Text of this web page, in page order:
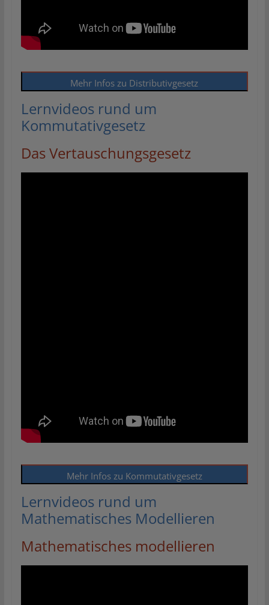
Mehr Infos zu Distributivgesetz
Lernvideos rund um
Kommutativgesetz
Das Vertauschungsgesetz
Mehr Infos zu Kommutativgesetz
Lernvideos rund um
Mathematisches Modellieren
Mathematisches modellieren